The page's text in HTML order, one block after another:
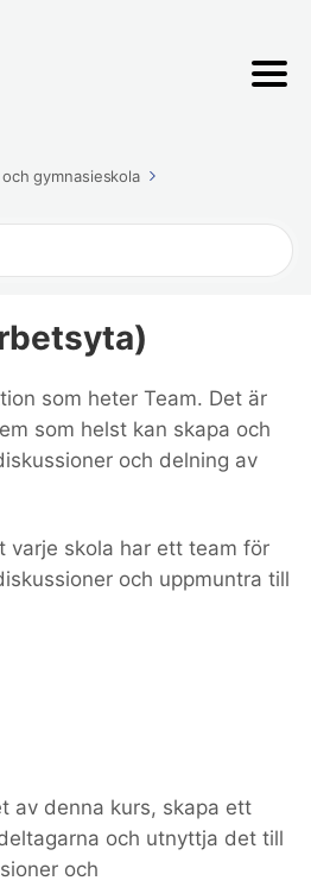
gymnasieskola
som heter Team. Det är
som helst kan skapa och
och delning av
varje skola har ett team för
och uppmuntra till
av denna kurs, skapa ett
och utnyttja det till
och